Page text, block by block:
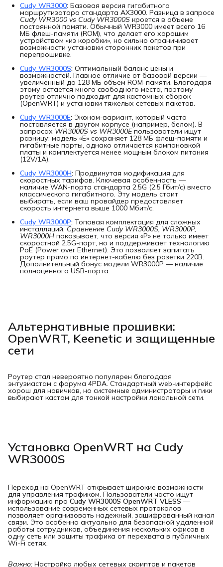
Cudy WR3000: Базовая версия гигабитного
маршрутизатора стандарта AX3000. Разница в запросе
Cudy WR3000 vs Cudy WR3000S кроется в объеме
постоянной памяти. Обычный WR3000 имеет всего 16
МБ флеш-памяти (ROM), что делает его хорошим
устройством «из коробки», но сильно ограничивает
возможности установки сторонних пакетов при
перепрошивке.
Cudy WR3000S: Оптимальный баланс цены и
возможностей. Главное отличие от базовой версии —
увеличенный до 128 МБ объем ROM-памяти. Благодаря
этому остается много свободного места, поэтому
роутер отлично подходит для кастомных сборок
(OpenWRT) и установки тяжелых сетевых пакетов.
Cudy WR3000E: Эконом-вариант, который часто
поставляется в другом корпусе (например, белом). В
запросах WR3000S vs WR3000Eпользователи ищут
разницу: модель «E» сохраняет 128 МБ флеш-памяти и
гигабитные порты, однако отличается компоновкой
платы и комплектуется менее мощным блоком питания
(12V/1A).
Cudy WR3000H: Продвинутая модификация для
скоростных тарифов. Ключевая особенность —
наличие WAN-порта стандарта 2.5G (2.5 Гбит/с) вместо
классического гигабитного. Эту модель стоит
выбирать, если ваш провайдер предоставляет
скорость интернета выше 1000 Мбит/с.
Cudy WR3000P: Топовая комплектация для сложных
инсталляций. Сравнение Cudy WR3000S, WR3000P,
WR3000H показывает, что версия «P» не только имеет
скоростной 2.5G-порт, но и поддерживает технологию
PoE (Power over Ethernet). Это позволяет запитать
роутер прямо по интернет-кабелю без розетки 220В.
Дополнительный бонус модели WR3000P — наличие
полноценного USB-порта.
Альтернативные прошивки:
OpenWRT, Keenetic и защищенные
сети
Роутер стал невероятно популярен благодаря
энтузиастам с форума 4PDA. Стандартный web-интерфейс
хорош для новичков, но системные администраторы и гики
выбирают кастом для тонкой настройки локальной сети.
Установка OpenWRT на Cudy
WR3000S
Переход на OpenWRT открывает широкие возможности
для управления трафиком. Пользователи часто ищут
информацию проCudy WR3000S OpenWRT VLESS —
использование современных сетевых протоколов
позволяет организовать надежный, зашифрованный канал
связи. Это особенно актуально для безопасной удаленной
работы сотрудников, объединения нескольких офисов в
одну сеть или защиты трафика от перехвата в публичных
Wi-Fi сетях.
Важно: Настройка любых сетевых скриптов и пакетов